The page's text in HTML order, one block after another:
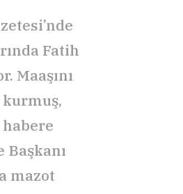
Fatih
Maaşını
kurmuş,
mazot